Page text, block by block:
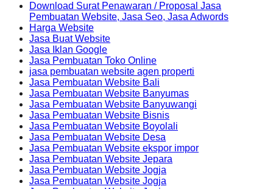
Download Surat Penawaran / Proposal Jasa
Pembuatan Website, Jasa Seo, Jasa Adwords
Harga Website
Jasa Buat Website
Jasa Iklan Google
Jasa Pembuatan Toko Online
jasa pembuatan website agen properti
Jasa Pembuatan Website Bali
Jasa Pembuatan Website Banyumas
Jasa Pembuatan Website Banyuwangi
Jasa Pembuatan Website Bisnis
Jasa Pembuatan Website Boyolali
Jasa Pembuatan Website Desa
Jasa Pembuatan Website ekspor impor
Jasa Pembuatan Website Jepara
Jasa Pembuatan Website Jogja
Jasa Pembuatan Website Jogja